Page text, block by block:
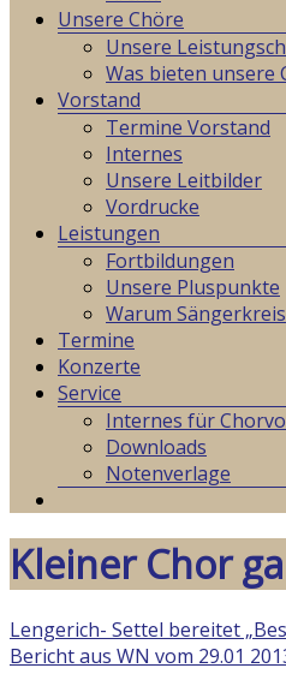
Singen
lieben!Unsere Chöre
Unsere
Was bieten unsere
Vorstand
Termine Vorstand
Internes
Unsere Leitbilder
Vordrucke
Leistungen
Fortbildungen
Unsere Pluspunkte
Warum Sängerkreis
Termine
Konzerte
Service
Internes für
Downloads
Notenverlage
Kleiner Chor
Lengerich- Settel bereitet
Bericht aus WN vom 29.01